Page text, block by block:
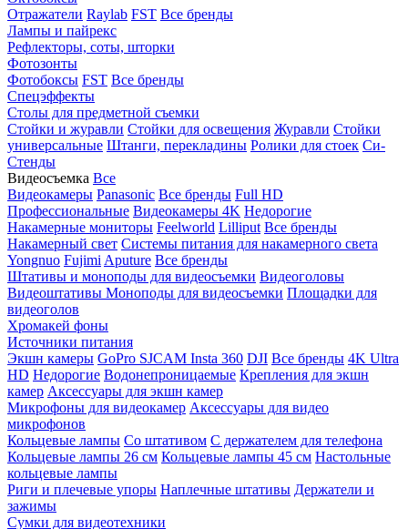
Отражатели Raylab FST Все бренды
Лампы и пайрекс
Рефлекторы, соты, шторки
Фотозонты
Фотобоксы FST Все бренды
Спецэффекты
Столы для предметной съемки
Стойки и журавли Стойки для освещения Журавли Стойки
универсальные Штанги, перекладины Ролики для стоек Си-
Стенды
Видеосъемка Все
Видеокамеры Panasonic Все бренды Full HD
Профессиональные Видеокамеры 4K Недорогие
Накамерные мониторы Feelworld Lilliput Все бренды
Накамерный свет Системы питания для накамерного света
Yongnuo Fujimi Aputure Все бренды
Штативы и моноподы для видеосъемки Видеоголовы
Видеоштативы Моноподы для видеосъемки Площадки для
видеоголов
Хромакей фоны
Источники питания
Экшн камеры GoPro SJCAM Insta 360 DJI Все бренды 4K Ultra
HD Недорогие Водонепроницаемые Крепления для экшн
камер Аксессуары для экшн камер
Микрофоны для видеокамер Аксессуары для видео
микрофонов
Кольцевые лампы Со штативом C держателем для телефона
Кольцевые лампы 26 см Кольцевые лампы 45 см Настольные
кольцевые лампы
Риги и плечевые упоры Наплечные штативы Держатели и
зажимы
Сумки для видеотехники